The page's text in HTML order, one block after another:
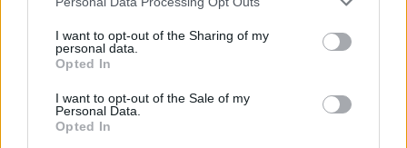
I want to opt-out of the Sharing of my
personal data.
Opted In
I want to opt-out of the Sale of my
Personal Data.
Opted In
Facebook